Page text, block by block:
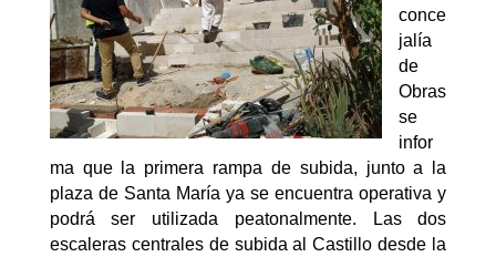
conce
jalía
de
Obras
se
infor
ma que la primera rampa de subida, junto a la
plaza de Santa María ya se encuentra operativa y
podrá ser utilizada peatonalmente. Las dos
escaleras centrales de subida al Castillo desde la